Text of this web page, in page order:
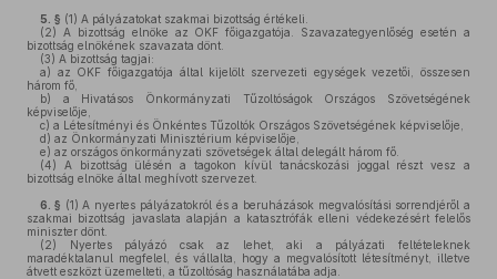
5. § (1) A pályázatokat szakmai bizottság értékeli.
(2) A bizottság elnöke az OKF főigazgatója. Szavazategyenlőség esetén a
bizottság elnökének szavazata dönt.
(3) A bizottság tagjai:
a) az OKF főigazgatója által kijelölt szervezeti egységek vezetői, összesen
három fő,
b) a Hivatásos Önkormányzati Tűzoltóságok Országos Szövetségének
képviselője,
c) a Létesítményi és Önkéntes Tűzoltók Országos Szövetségének képviselője,
d) az Önkormányzati Minisztérium képviselője,
e) az országos önkormányzati szövetségek által delegált három fő.
(4) A bizottság ülésén a tagokon kívül tanácskozási joggal részt vesz a
bizottság elnöke által meghívott szervezet.
6. § (1) A nyertes pályázatokról és a beruházások megvalósítási sorrendjéről a
szakmai bizottság javaslata alapján a katasztrófák elleni védekezésért felelős
miniszter dönt.
(2) Nyertes pályázó csak az lehet, aki a pályázati feltételeknek
maradéktalanul megfelel, és vállalta, hogy a megvalósított létesítményt, illetve
átvett eszközt üzemelteti, a tűzoltóság használatába adja.